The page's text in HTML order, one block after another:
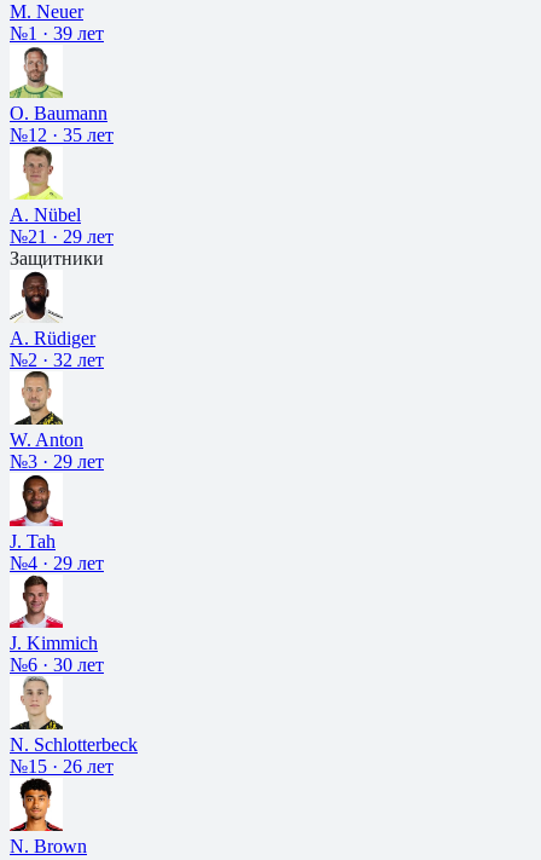
M. Neuer
№1 · 39 лет
O. Baumann
№12 · 35 лет
A. Nübel
№21 · 29 лет
Защитники
A. Rüdiger
№2 · 32 лет
W. Anton
№3 · 29 лет
J. Tah
№4 · 29 лет
J. Kimmich
№6 · 30 лет
N. Schlotterbeck
№15 · 26 лет
N. Brown